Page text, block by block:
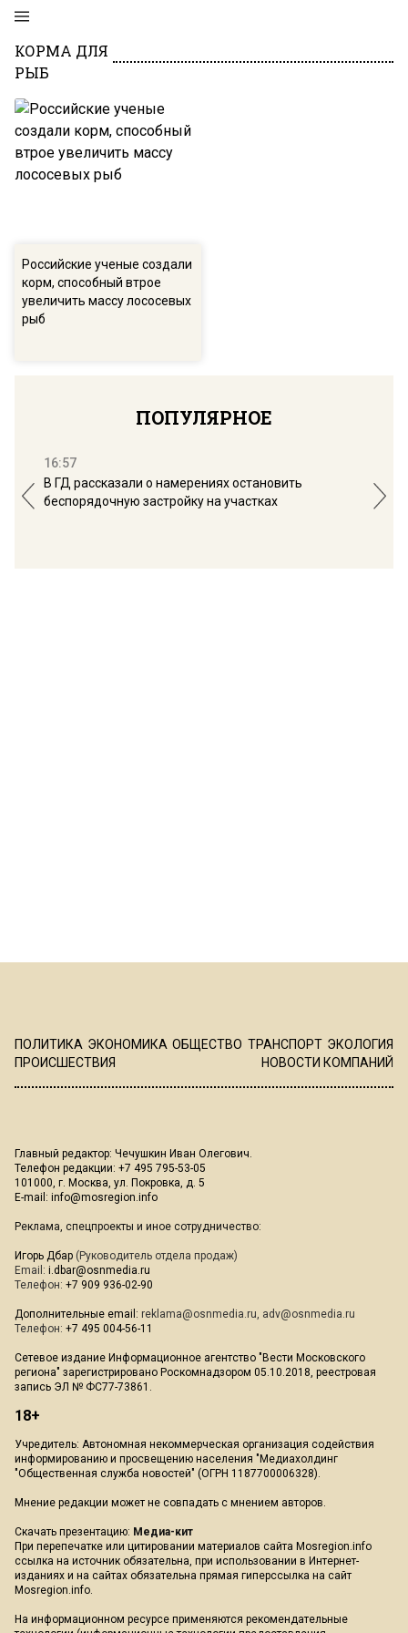
КОРМА ДЛЯ
РЫБ
Российские ученые создали
корм, способный втрое
увеличить массу лососевых
рыб
ПОПУЛЯРНОЕ
16:57
В ГД рассказали о намерениях остановить
беспорядочную застройку на участках
ПОЛИТИКА ЭКОНОМИКА ОБЩЕСТВО ТРАНСПОРТ ЭКОЛОГИЯ
ПРОИСШЕСТВИЯ
НОВОСТИ КОМПАНИЙ
Главный редактор: Чечушкин Иван Олегович.
Телефон редакции: +7 495 795-53-05
101000, г. Москва, ул. Покровка, д. 5
E-mail: info@mosregion.info
Реклама, спецпроекты и иное сотрудничество:
Игорь Дбар (Руководитель отдела продаж)
Email: i.dbar@osnmedia.ru
Телефон: +7 909 936-02-90
Дополнительные email: reklama@osnmedia.ru, adv@osnmedia.ru
Телефон: +7 495 004-56-11
Сетевое издание Информационное агентство "Вести Московского
региона" зарегистрировано Роскомнадзором 05.10.2018, реестровая
запись ЭЛ № ФС77-73861.
18+
Учредитель: Автономная некоммерческая организация содействия
информированию и просвещению населения "Медиахолдинг
"Общественная служба новостей" (ОГРН 1187700006328).
Мнение редакции может не совпадать с мнением авторов.
Скачать презентацию: Медиа-кит
При перепечатке или цитировании материалов сайта Mosregion.info
ссылка на источник обязательна, при использовании в Интернет-
изданиях и на сайтах обязательна прямая гиперссылка на сайт
Mosregion.info.
На информационном ресурсе применяются рекомендательные